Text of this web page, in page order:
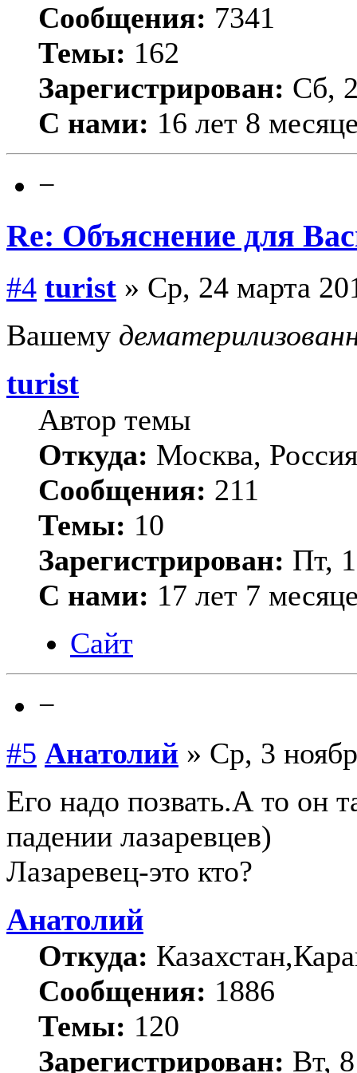
Сообщения: 7341
Темы: 162
Зарегистрирован: Сб,
С нами: 16 лет 8
−
Re: Объяснение для
#4 turist » Ср, 24 марта
Вашему
turist
Автор темы
Откуда: Москва, Россия
Сообщения: 211
Темы: 10
Зарегистрирован: Пт,
С нами: 17 лет 7
Сайт
−
#5 Анатолий » Ср, 3
Его надо позвать.А то он
падении лазаревцев)
Лазаревец-это кто?
Анатолий
Откуда:
Сообщения: 1886
Темы: 120
Зарегистрирован: Вт,